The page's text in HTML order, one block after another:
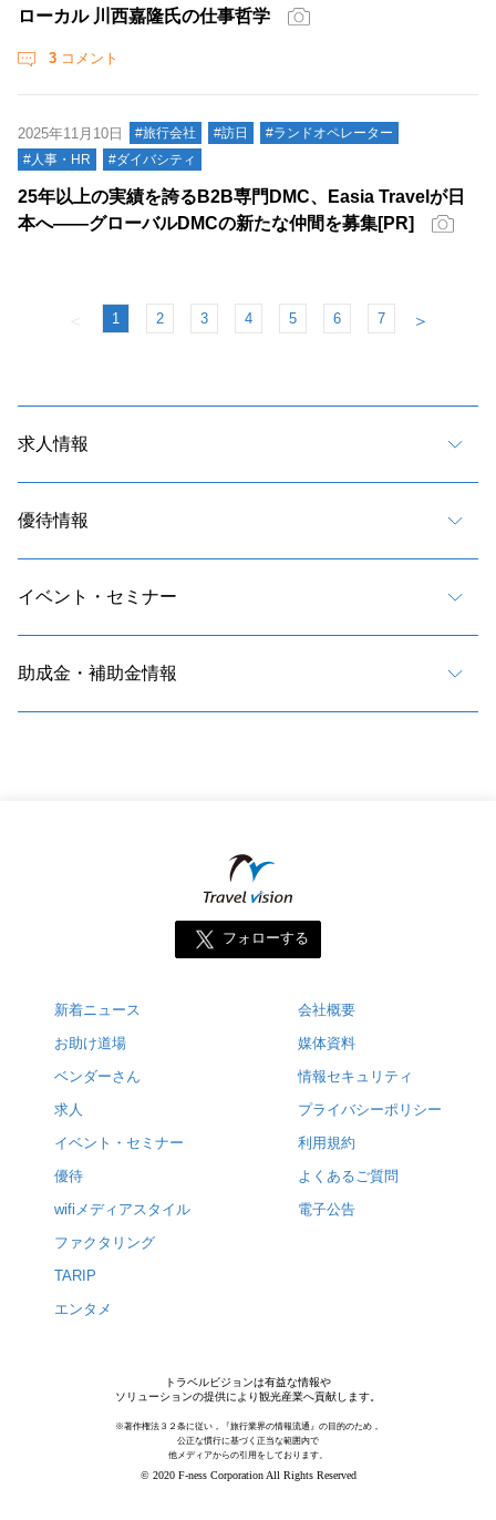
ローカル 川西嘉隆氏の仕事哲学
3 コメント
2025年11月10日 #旅行会社 #訪日
#ランドオペレーター
#人事・HR
#ダイバシティ
25年以上の実績を誇るB2B専門DMC、Easia Travelが日
本へ――グローバルDMCの新たな仲間を募集[PR]
＜ 1 2 3 4 5 6 7 ＞
求人情報
優待情報
イベント・セミナー
助成金・補助金情報
フォローする
新着ニュース
お助け道場
ベンダーさん
求人
イベント・セミナー
優待
wifiメディアスタイル
ファクタリング
TARIP
エンタメ
会社概要
媒体資料
情報セキュリティ
プライバシーポリシー
利用規約
よくあるご質問
電子公告
トラベルビジョンは有益な情報や
ソリューションの提供により観光産業へ貢献します。
※著作権法３２条に従い，『旅行業界の情報流通』の目的のため，
公正な慣行に基づく正当な範囲内で
他メディアからの引用をしております。
© 2020 F-ness Corporation All Rights Reserved